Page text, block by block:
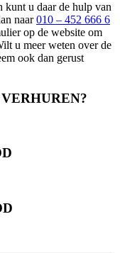
u daar de hulp van
naar010 – 452 666 6
op de website om
u meer weten over de
ook dan gerust